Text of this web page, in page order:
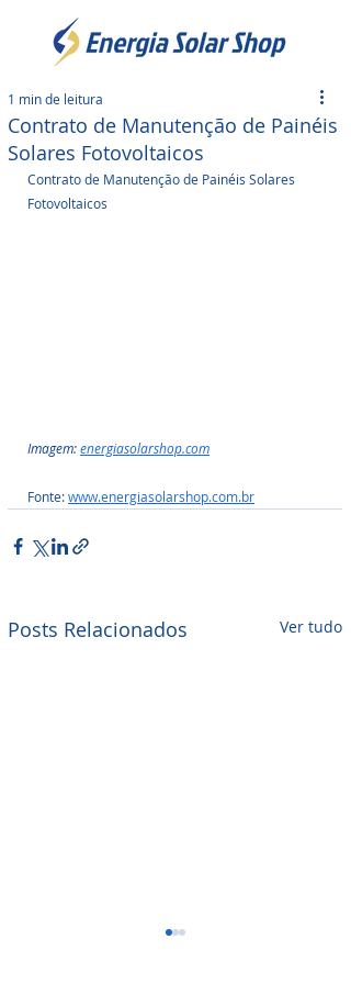
Contrato de Manutenção de Painéis
Solares Fotovoltaicos
1 min de leitura
Contrato de Manutenção de Painéis Solares
Fotovoltaicos
Imagem: energiasolarshop.com
Fonte: www.energiasolarshop.com.br
Posts Relacionados Ver tudo